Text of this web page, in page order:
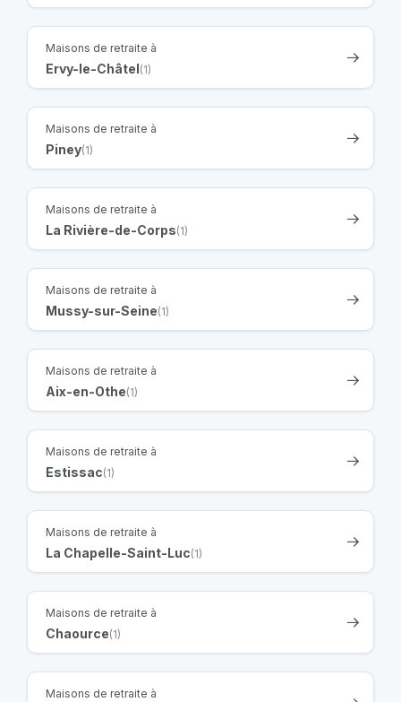
Maisons de retraite à
Ervy-le-Châtel(1)
Maisons de retraite à
Piney(1)
Maisons de retraite à
La Rivière-de-Corps(1)
Maisons de retraite à
Mussy-sur-Seine(1)
Maisons de retraite à
Aix-en-Othe(1)
Maisons de retraite à
Estissac(1)
Maisons de retraite à
La Chapelle-Saint-Luc(1)
Maisons de retraite à
Chaource(1)
Maisons de retraite à